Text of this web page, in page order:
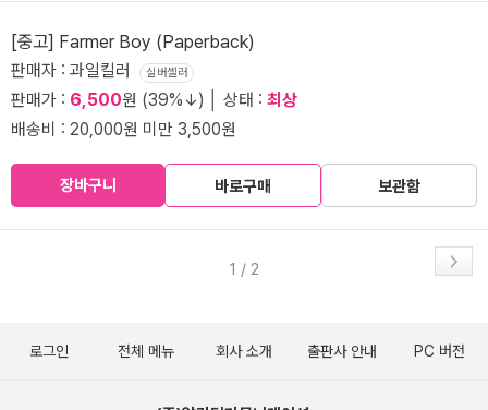
[중고] Farmer Boy (Paperback)
판매자 : 과일킬러 실버셀러
판매가 : 6,500원 (39%↓) │ 상태 : 최상
배송비 : 20,000원 미만 3,500원
장바구니 바로구매 보관함
1 / 2
로그인 전체 메뉴 회사 소개 출판사 안내 PC 버전